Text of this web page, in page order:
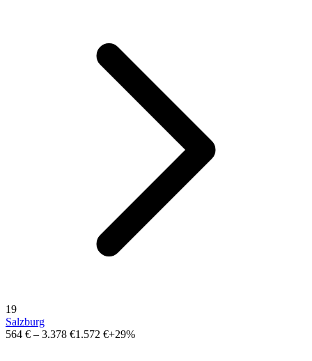
19
Salzburg
564 € – 3.378 €1.572 €+29%